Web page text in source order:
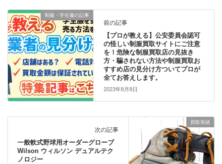
制服・学生服の記事
前の記事
【プロが教える】公安委員会認可
の怪しい制服買取サイトにご注意
を！危険な制服買取店の見抜き
方・騙されない方法や制服買取お
すすめ店の見分け方ついてプロが
全てお答えします。
2023年8月8日
買取実績
次の記事
一般軟式野球用オーダーグローブ
Wilson ウィルソン デュアルテク
ノロジー